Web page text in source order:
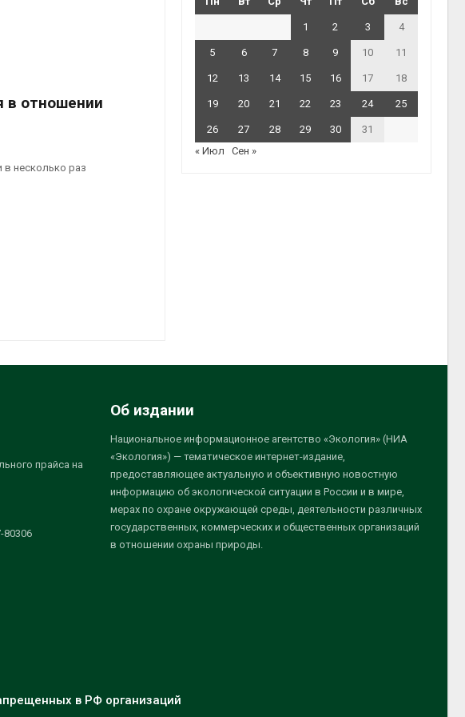
в отношении
несколько раз
1 2 3 4
5 6 7 8 9 10 11
12 13 14 15 16 17 18
19 20 21 22 23 24 25
26 27 28 29 30
31
« Июл
Сен »
прайса на
Об издании
Национальное информационное агентство «Экология» (НИА
«Экология») — тематическое интернет-издание,
предоставляющее актуальную и объективную новостную
информацию об экологической ситуации в России и в мире,
мерах по охране окружающей среды, деятельности различных
государственных, коммерческих и общественных организаций
в отношении охраны природы.
в РФ организаций